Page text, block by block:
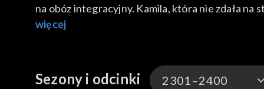
na obóz integracyjny. Kamila, która nie zdała na studia,
Błażej dostaje propozycję studiowania w Szkocji.
więcej
Sezony i odcinki 2301–2400